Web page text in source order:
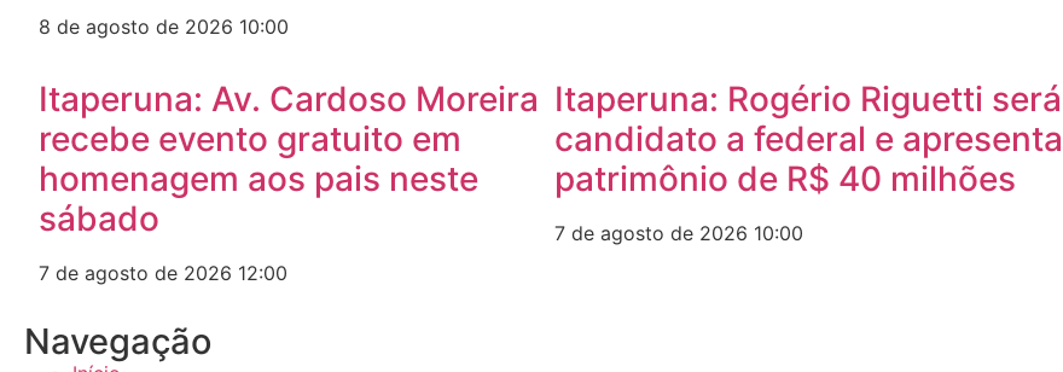
8 de agosto de 2026 10:00
Itaperuna: Av. Cardoso Moreira
recebe evento gratuito em
homenagem aos pais neste
sábado
7 de agosto de 2026 12:00
Itaperuna: Rogério Riguetti será
candidato a federal e apresenta
patrimônio de R$ 40 milhões
7 de agosto de 2026 10:00
Navegação